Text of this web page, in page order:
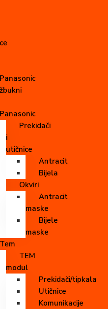
Panasonic
Panasonic
Prekidači
i
utičnice
Antracit
Bijela
Okviri
Antracit
maske
Bijele
maske
Tem
TEM
modul
Prekidači/tipkala
Utičnice
Komunikacije